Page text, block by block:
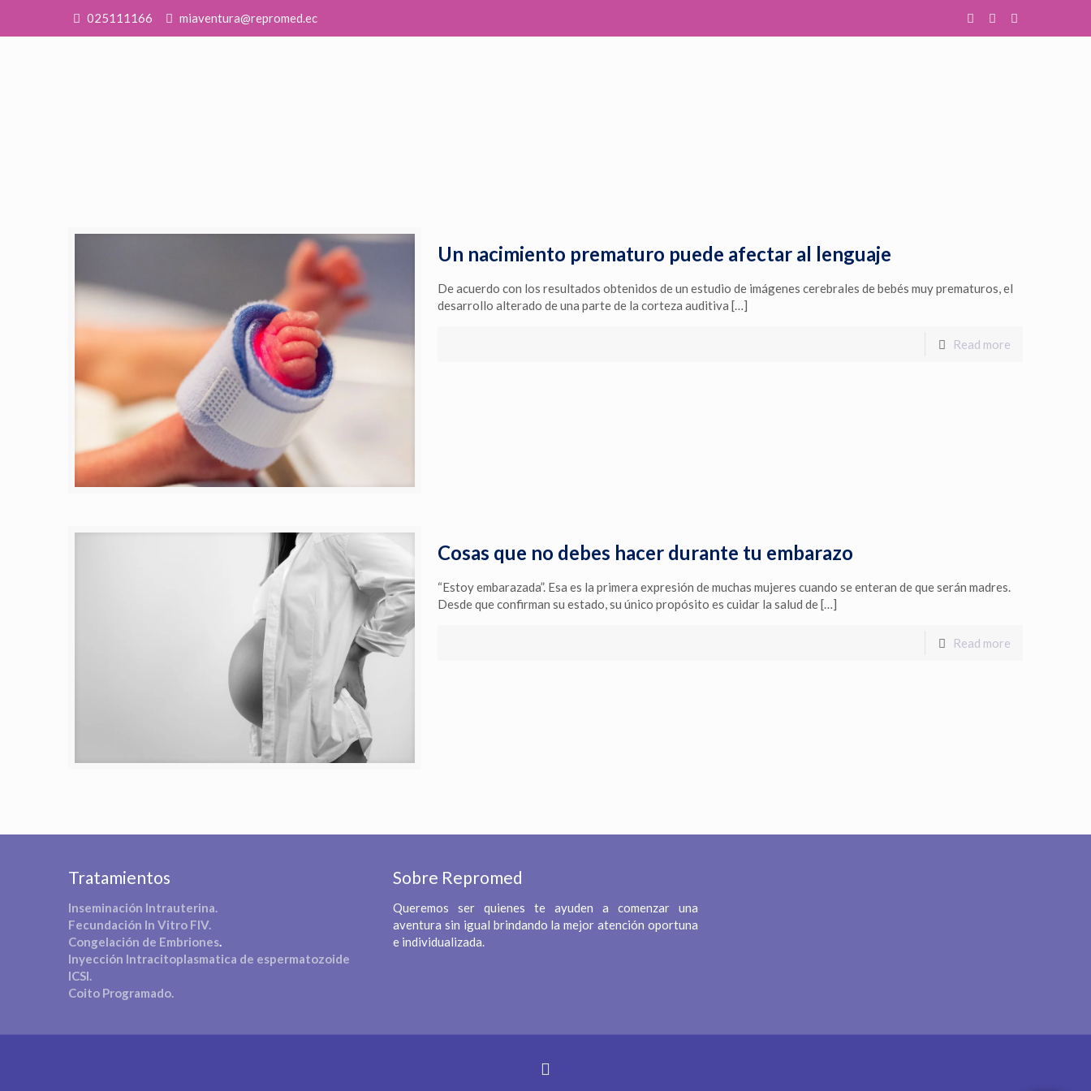
025111166 miaventura@repromed.ec
Un nacimiento prematuro puede afectar al lenguaje
De acuerdo con los resultados obtenidos de un estudio de imágenes cerebrales de bebés muy prematuros, el
desarrollo alterado de una parte de la corteza auditiva […]
Read more
Cosas que no debes hacer durante tu embarazo
“Estoy embarazada”. Esa es la primera expresión de muchas mujeres cuando se enteran de que serán madres.
Desde que confirman su estado, su único propósito es cuidar la salud de […]
Read more
Tratamientos
Inseminación Intrauterina.
Fecundación In Vitro FIV.
Congelación de Embriones.
Inyección Intracitoplasmatica de espermatozoide
ICSI.
Coito Programado.
Sobre Repromed
Queremos ser quienes te ayuden a comenzar una
aventura sin igual brindando la mejor atención oportuna
e individualizada.